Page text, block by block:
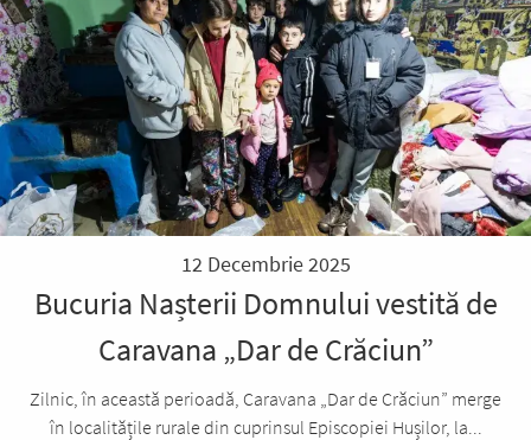
12 Decembrie 2025
Bucuria Nașterii Domnului vestită de
Caravana „Dar de Crăciun”
Zilnic, în această perioadă, Caravana „Dar de Crăciun” merge
în localitățile rurale din cuprinsul Episcopiei Hușilor, la...